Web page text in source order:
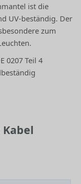
ist die
UV-beständig. Der
zum
0207 Teil 4